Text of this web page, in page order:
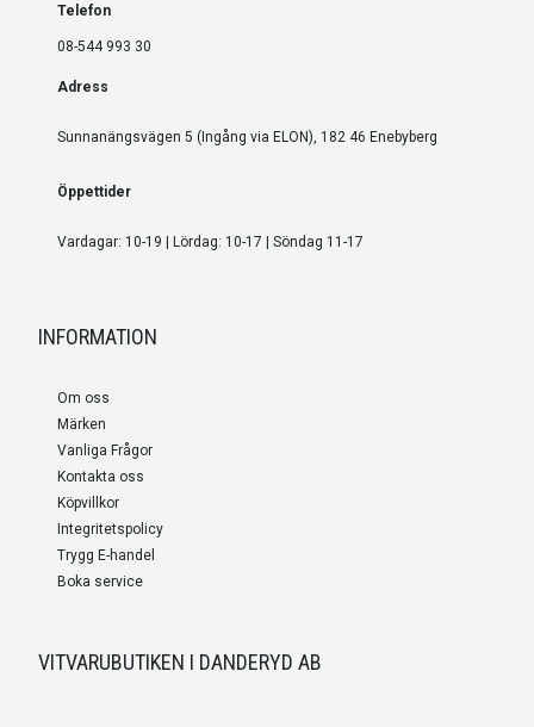
Telefon
08-544 993 30
Adress
Sunnanängsvägen 5 (Ingång via ELON), 182 46 Enebyberg
Öppettider
Vardagar: 10-19 | Lördag: 10-17 | Söndag 11-17
INFORMATION
Om oss
Märken
Vanliga Frågor
Kontakta oss
Köpvillkor
Integritetspolicy
Trygg E-handel
Boka service
VITVARUBUTIKEN I DANDERYD AB